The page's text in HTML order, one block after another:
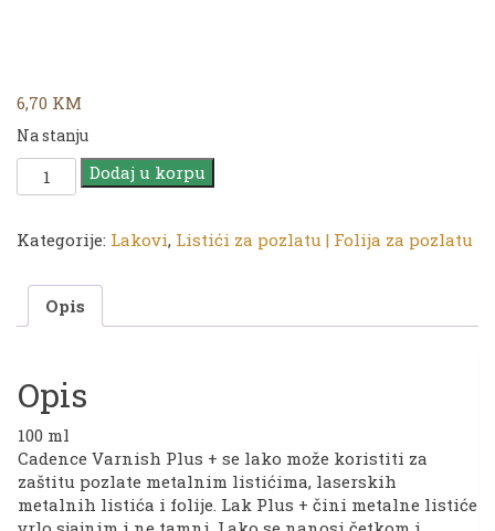
6,70 KM
Na stanju
Lak
|
Varnish
za
metalne
listiće
količina
Dodaj u korpu
Kategorije: Lakovi, Listići za pozlatu | Folija za pozlatu
Opis
Opis
100 ml
Cadence Varnish Plus + se lako može koristiti za
zaštitu pozlate metalnim listićima, laserskih
metalnih listića i folije. Lak Plus + čini metalne listiće